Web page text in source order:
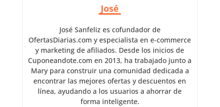
José
José Sanfeliz es cofundador de
OfertasDiarias.com y especialista en e-commerce
y marketing de afiliados. Desde los inicios de
Cuponeandote.com en 2013, ha trabajado junto a
Mary para construir una comunidad dedicada a
encontrar las mejores ofertas y descuentos en
línea, ayudando a los usuarios a ahorrar de
forma inteligente.